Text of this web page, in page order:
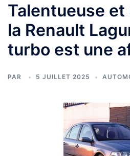
Talentueuse
la Renault
turbo est une
PAR 5 JUILLET 2025